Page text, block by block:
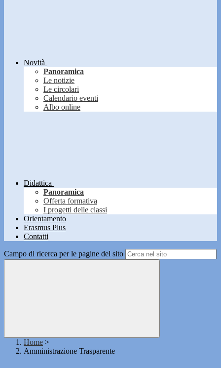
Novità
Panoramica
Le notizie
Le circolari
Calendario eventi
Albo online
Didattica
Panoramica
Offerta formativa
I progetti delle classi
Orientamento
Erasmus Plus
Contatti
Campo di ricerca per le pagine del sito
Home >
Amministrazione Trasparente